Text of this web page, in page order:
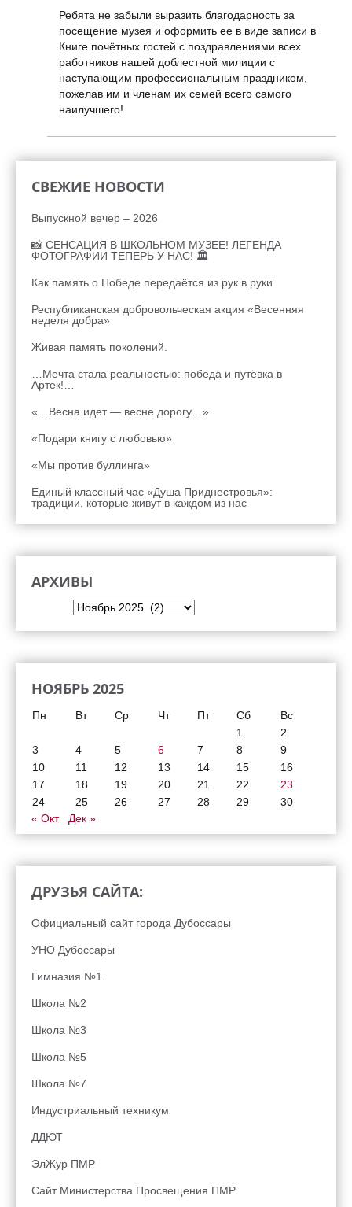
Ребята не забыли выразить благодарность за
посещение музея и оформить ее в виде записи в
Книге почётных гостей с поздравлениями всех
работников нашей доблестной милиции с
наступающим профессиональным праздником,
пожелав им и членам их семей всего самого
наилучшего!
СВЕЖИЕ НОВОСТИ
Выпускной вечер – 2026
📸 СЕНСАЦИЯ В ШКОЛЬНОМ МУЗЕЕ! ЛЕГЕНДА
ФОТОГРАФИИ ТЕПЕРЬ У НАС! 🏛
Как память о Победе передаётся из рук в руки
Республиканская добровольческая акция «Весенняя
неделя добра»
Живая память поколений.
…Мечта стала реальностью: победа и путёвка в
Артек!…
«…Весна идет — весне дорогу…»
«Подари книгу с любовью»
«Мы против буллинга»
Единый классный час «Душа Приднестровья»:
традиции, которые живут в каждом из нас
АРХИВЫ
НОЯБРЬ 2025
Пн Вт Ср Чт Пт Сб
Вс
1
2
3
4 5 6 7 8
9
10
11 12 13 14 15
16
17
18 19 20 21 22
23
24
25 26 27 28 29
30
« Окт
Дек »
ДРУЗЬЯ САЙТА:
Официальный сайт города Дубоссары
УНО Дубоссары
Гимназия №1
Школа №2
Школа №3
Школа №5
Школа №7
Индустриальный техникум
ДДЮТ
ЭлЖур ПМР
Сайт Министерства Просвещения ПМР